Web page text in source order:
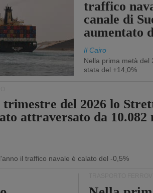
traffico
canale di
aumentato
Il Cairo
Nella prima metà del
stata del +14,0%
trimestre del 2026 lo
attraversato da 10.082
il traffico navale è calato del -0,5%